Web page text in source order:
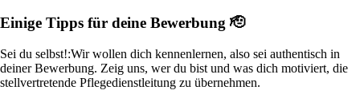
Einige Tipps für deine Bewerbung 🫡
Sei du selbst!:Wir wollen dich kennenlernen, also sei authentisch in
deiner Bewerbung. Zeig uns, wer du bist und was dich motiviert, die
stellvertretende Pflegedienstleitung zu übernehmen.